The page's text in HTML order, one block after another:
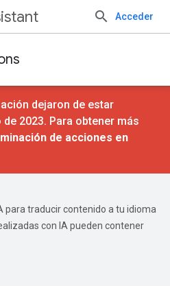
Acceder
dejaron de estar
2023. Para obtener más
de acciones en
para traducir contenido a tu idioma
con IA pueden contener